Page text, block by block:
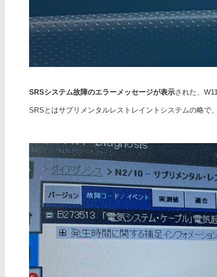
SRSシステム故障のエラーメッセージが表示された、
SRSとはサプリメンタルレストレイントシステムの略